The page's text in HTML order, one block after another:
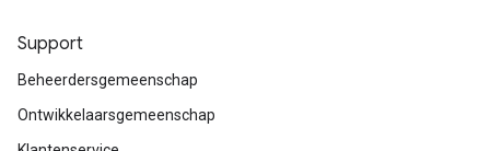
Support
Beheerdersgemeenschap
Ontwikkelaarsgemeenschap